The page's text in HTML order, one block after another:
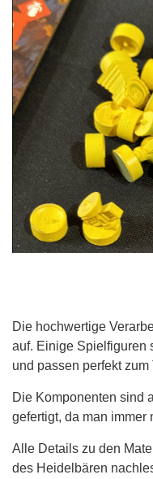
Die hochwertige
auf. Einige Spielfiguren
und passen perfekt zum
Die Komponenten sind
gefertigt, da man immer
Alle Details zu den
des Heidelbären